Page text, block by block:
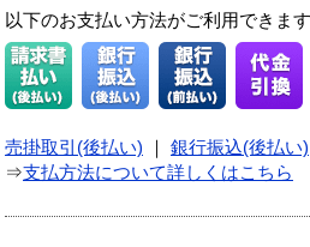
以下のお支払い方法がご利用できま
売掛取引(後払い) 銀行振込(後払い)
⇒支払方法について詳しくはこちら